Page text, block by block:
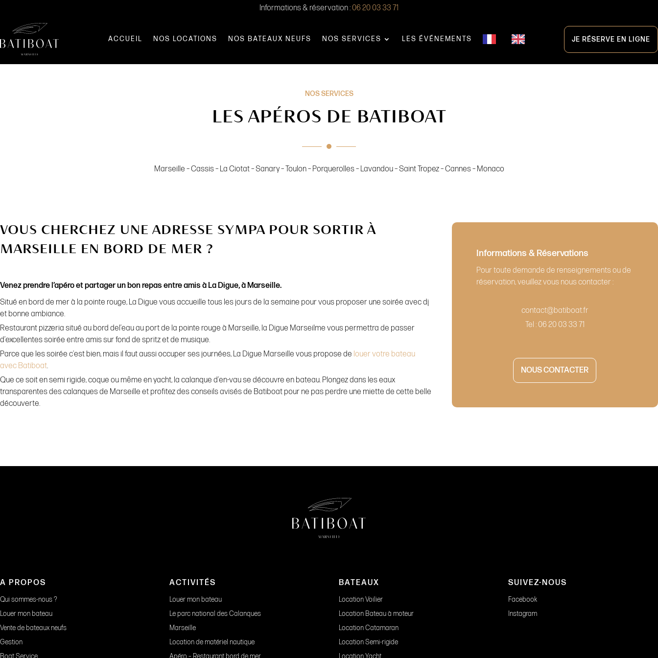
Informations & réservation :06 20 03 33 71
ACCUEIL NOS LOCATIONS NOS BATEAUX NEUFS NOS SERVICES LES ÉVÉNEMENTS JE RÉSERVE EN LIGNE
NOS SERVICES
LES APÉROS DE BATIBOAT
Marseille – Cassis – La Ciotat – Sanary – Toulon – Porquerolles – Lavandou – Saint Tropez – Cannes – Monaco
VOUS CHERCHEZ UNE ADRESSE SYMPA POUR SORTIR À
MARSEILLE EN BORD DE MER ?
Venez prendre l’apéro et partager un bon repas entre amis à La Digue, à Marseille.
Situé en bord de mer à la pointe rouge, La Digue vous accueille tous les jours de la semaine pour vous proposer une soirée avec dj
et bonne ambiance.
Restaurant pizzeria situé au bord del’eau au port de la pointe rouge à Marseille, la Digue Marseilme vous permettra de passer
d’excellentes soirée entre amis sur fond de spritz et de musique.
Parce que les soirée c’est bien, mais il faut aussi occuper ses journées, La Digue Marseille vous propose de louer votre bateau
avec Batiboat.
Que ce soit en semi rigide, coque ou même en yacht, la calanque d’en-vau se découvre en bateau. Plongez dans les eaux
transparentes des calanques de Marseille et profitez des conseils avisés de Batiboat pour ne pas perdre une miette de cette belle
découverte.
Informations & Réservations
Pour toute demande de renseignements ou de
réservation, veuillez vous nous contacter :
contact@batiboat.fr
Tel : 06 20 03 33 71
NOUS CONTACTER
A PROPOS
Qui sommes-nous ?
Louer mon bateau
Vente de bateaux neufs
Gestion
Boat Service
ACTIVITÉS
Louer mon bateau
Le parc national des Calanques
Marseille
Location de matériel nautique
Apéro – Restaurant bord de mer
BATEAUX
Location Voilier
Location Bateau à moteur
Location Catamaran
Location Semi-rigide
Location Yacht
SUIVEZ-NOUS
Facebook
Instagram